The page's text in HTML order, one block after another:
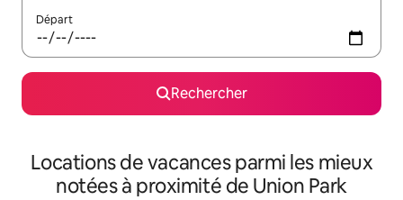
Départ
Rechercher
Locations de vacances parmi les mieux
notées à proximité de Union Park